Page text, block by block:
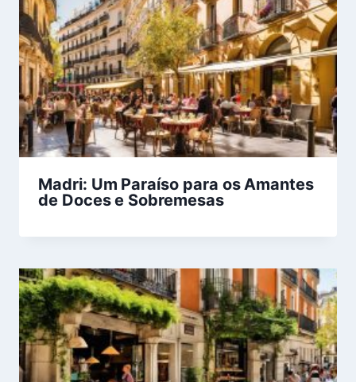
Madri: Um Paraíso para os Amantes
de Doces e Sobremesas